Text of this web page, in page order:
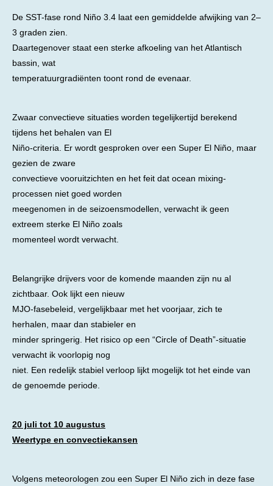
De SST-fase rond Niño 3.4 laat een gemiddelde afwijking van 2–
3 graden zien.
Daartegenover staat een sterke afkoeling van het Atlantisch
bassin, wat
temperatuurgradiënten toont rond de evenaar.
Zwaar convectieve situaties worden tegelijkertijd berekend
tijdens het behalen van El
Niño-criteria. Er wordt gesproken over een Super El Niño, maar
gezien de zware
convectieve vooruitzichten en het feit dat ocean mixing-
processen niet goed worden
meegenomen in de seizoensmodellen, verwacht ik geen
extreem sterke El Niño zoals
momenteel wordt verwacht.
Belangrijke drijvers voor de komende maanden zijn nu al
zichtbaar. Ook lijkt een nieuw
MJO-fasebeleid, vergelijkbaar met het voorjaar, zich te
herhalen, maar dan stabieler en
minder springerig. Het risico op een “Circle of Death”-situatie
verwacht ik voorlopig nog
niet. Een redelijk stabiel verloop lijkt mogelijk tot het einde van
de genoemde periode.
20 juli tot 10 augustus
Weertype en convectiekansen
Volgens meteorologen zou een Super El Niño zich in deze fase